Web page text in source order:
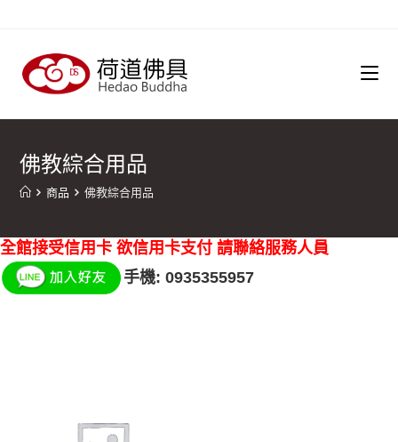
佛教綜合用品
商品 佛教綜合用品
全館接受信用卡 欲信用卡支付 請聯絡服務人員
手機: 0935355957